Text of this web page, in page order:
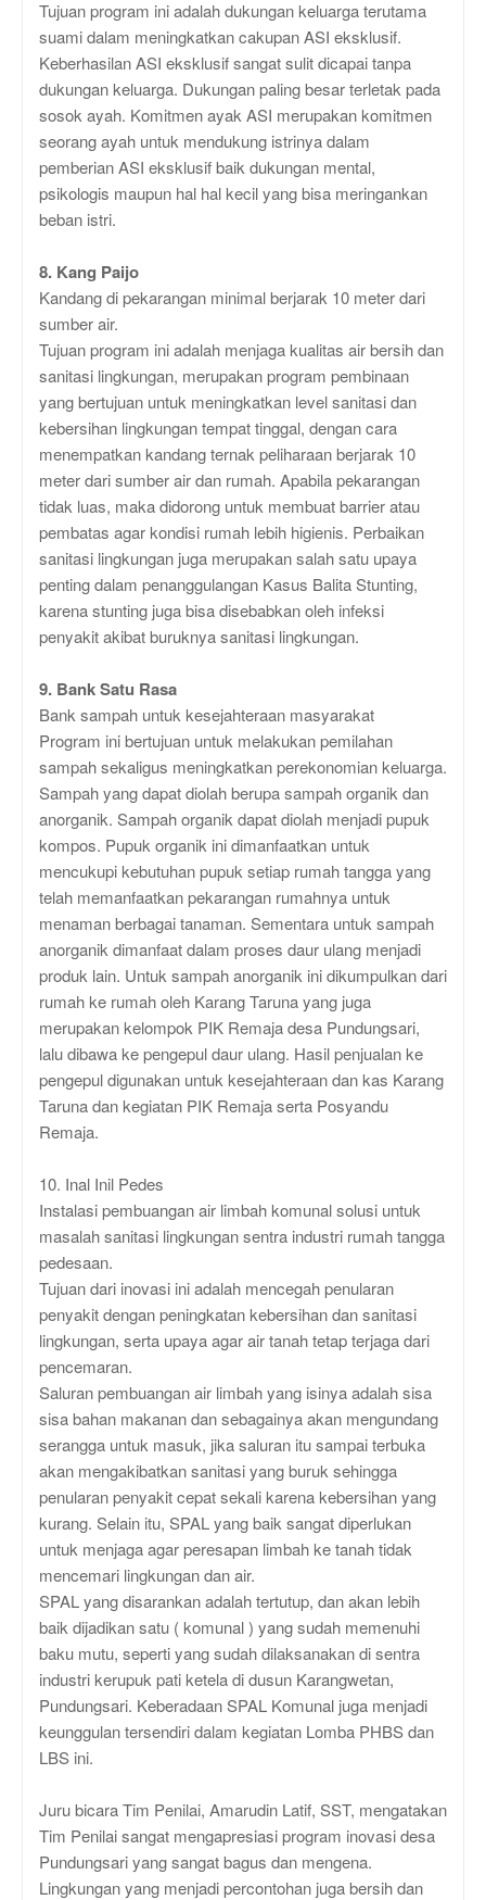
Tujuan program ini adalah dukungan keluarga terutama
suami dalam meningkatkan cakupan ASI eksklusif.
Keberhasilan ASI eksklusif sangat sulit dicapai tanpa
dukungan keluarga. Dukungan paling besar terletak pada
sosok ayah. Komitmen ayak ASI merupakan komitmen
seorang ayah untuk mendukung istrinya dalam
pemberian ASI eksklusif baik dukungan mental,
psikologis maupun hal hal kecil yang bisa meringankan
beban istri.
8. Kang Paijo
Kandang di pekarangan minimal berjarak 10 meter dari
sumber air.
Tujuan program ini adalah menjaga kualitas air bersih dan
sanitasi lingkungan, merupakan program pembinaan
yang bertujuan untuk meningkatkan level sanitasi dan
kebersihan lingkungan tempat tinggal, dengan cara
menempatkan kandang ternak peliharaan berjarak 10
meter dari sumber air dan rumah. Apabila pekarangan
tidak luas, maka didorong untuk membuat barrier atau
pembatas agar kondisi rumah lebih higienis. Perbaikan
sanitasi lingkungan juga merupakan salah satu upaya
penting dalam penanggulangan Kasus Balita Stunting,
karena stunting juga bisa disebabkan oleh infeksi
penyakit akibat buruknya sanitasi lingkungan.
9. Bank Satu Rasa
Bank sampah untuk kesejahteraan masyarakat
Program ini bertujuan untuk melakukan pemilahan
sampah sekaligus meningkatkan perekonomian keluarga.
Sampah yang dapat diolah berupa sampah organik dan
anorganik. Sampah organik dapat diolah menjadi pupuk
kompos. Pupuk organik ini dimanfaatkan untuk
mencukupi kebutuhan pupuk setiap rumah tangga yang
telah memanfaatkan pekarangan rumahnya untuk
menaman berbagai tanaman. Sementara untuk sampah
anorganik dimanfaat dalam proses daur ulang menjadi
produk lain. Untuk sampah anorganik ini dikumpulkan dari
rumah ke rumah oleh Karang Taruna yang juga
merupakan kelompok PIK Remaja desa Pundungsari,
lalu dibawa ke pengepul daur ulang. Hasil penjualan ke
pengepul digunakan untuk kesejahteraan dan kas Karang
Taruna dan kegiatan PIK Remaja serta Posyandu
Remaja.
10. Inal Inil Pedes
Instalasi pembuangan air limbah komunal solusi untuk
masalah sanitasi lingkungan sentra industri rumah tangga
pedesaan.
Tujuan dari inovasi ini adalah mencegah penularan
penyakit dengan peningkatan kebersihan dan sanitasi
lingkungan, serta upaya agar air tanah tetap terjaga dari
pencemaran.
Saluran pembuangan air limbah yang isinya adalah sisa
sisa bahan makanan dan sebagainya akan mengundang
serangga untuk masuk, jika saluran itu sampai terbuka
akan mengakibatkan sanitasi yang buruk sehingga
penularan penyakit cepat sekali karena kebersihan yang
kurang. Selain itu, SPAL yang baik sangat diperlukan
untuk menjaga agar peresapan limbah ke tanah tidak
mencemari lingkungan dan air.
SPAL yang disarankan adalah tertutup, dan akan lebih
baik dijadikan satu ( komunal ) yang sudah memenuhi
baku mutu, seperti yang sudah dilaksanakan di sentra
industri kerupuk pati ketela di dusun Karangwetan,
Pundungsari. Keberadaan SPAL Komunal juga menjadi
keunggulan tersendiri dalam kegiatan Lomba PHBS dan
LBS ini.
Juru bicara Tim Penilai, Amarudin Latif, SST, mengatakan
Tim Penilai sangat mengapresiasi program inovasi desa
Pundungsari yang sangat bagus dan mengena.
Lingkungan yang menjadi percontohan juga bersih dan